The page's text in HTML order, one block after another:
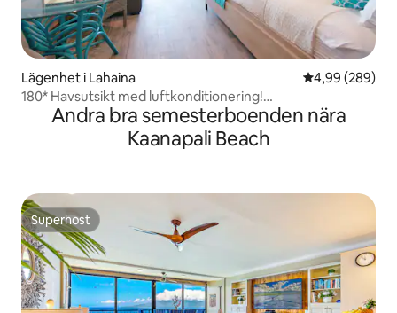
Lägenhet i Lahaina 4,99 av 5 i
4,99 (289)
180* Havsutsikt med luftkonditionering!
Ombyggnad+2Pooler+Ren
Andra bra semesterboenden nära
Kaanapali Beach
Superhost
Superhost